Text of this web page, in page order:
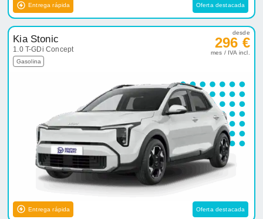
Entrega rápida Oferta destacada
Kia Stonic
1.0 T-GDi Concept
Gasolina
desde
296 €
mes / IVA incl.
Entrega rápida Oferta destacada